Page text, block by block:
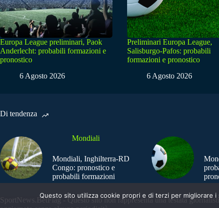
Europa League preliminari, Paok
Anderlecht: probabili formazioni e
pronostico
6 Agosto 2026
Preliminari Europa League,
Salisburgo-Pafos: probabili
formazioni e pronostico
6 Agosto 2026
Di tendenza
Mondiali
Mondiali, Inghilterra-RD
Congo: pronostico e
probabili formazioni
SportNews.BetFlag - Questo sito non rappresenta una testata
Questo sito utilizza cookie propri e di terzi per migliorare